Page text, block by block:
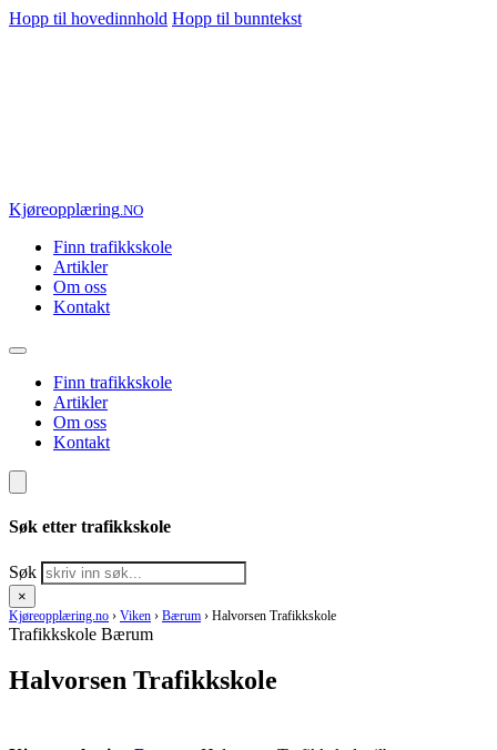
Hopp til hovedinnhold Hopp til bunntekst
Kjøreopplæring.NO
Finn trafikkskole
Artikler
Om oss
Kontakt
Finn trafikkskole
Artikler
Om oss
Kontakt
Søk etter trafikkskole
Søk
×
Kjøreopplæring.no › Viken › Bærum › Halvorsen Trafikkskole
Trafikkskole Bærum
Halvorsen Trafikkskole